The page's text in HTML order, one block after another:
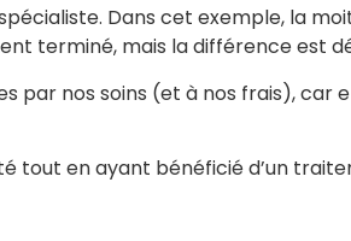
Dans cet exemple, la
terminé, mais la différence est
par nos soins (et à nos frais), car
tout en ayant bénéficié d’un